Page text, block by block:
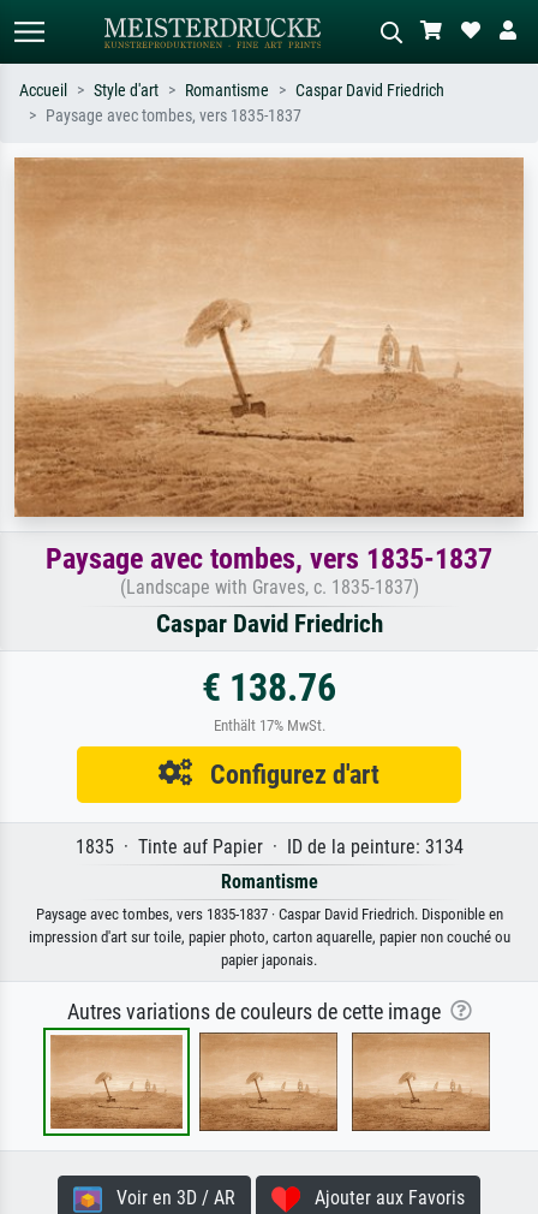
impressionnisme, vague de Hokusai,
abstrait avec beaucoup de rouge,
Accueil Style d'art Romantisme
Caspar David Friedrich
Paysage avec tombes, vers 1835-1837
Paysage avec tombes, vers 1835-1837
(Landscape with Graves, c. 1835-1837)
Caspar David Friedrich
€ 138.76
Enthält 17% MwSt.
Configurez d'art
1835 · Tinte auf Papier · ID de la peinture: 3134
Romantisme
Paysage avec tombes, vers 1835-1837 · Caspar David Friedrich. Disponible en
impression d'art sur toile, papier photo, carton aquarelle, papier non couché ou
papier japonais.
Autres variations de couleurs de cette image
Voir en 3D / AR Ajouter aux Favoris